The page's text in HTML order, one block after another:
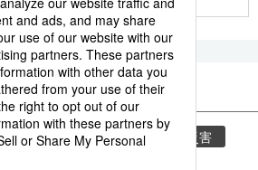
ド
気象・災害 気象庁
災害